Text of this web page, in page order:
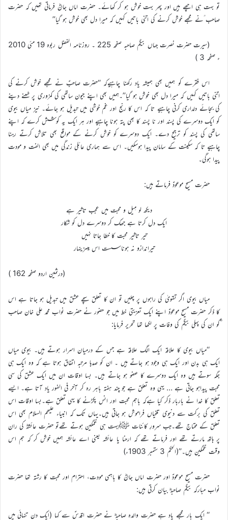
تو بہت ہی اچھے ہیں اور پھر بہت خوش ہو کر کھائے۔ حضرت اماں جانؓ فرماتی تھیں کہ حضرت
صاحب ؑنے مجھے خوش کرنے کی اتنی باتیں کہیں کہ میرا دل بھی خوش ہو گیا’’
(سیرت حضرت نصرت جہاں بیگم صاحبہ صفحہ 225 ۔ روزنامہ الفضل ربوہ 19 مئی 2010
ء صفحہ 3 )
اس فقرے کو ہمیں بھی ہمیشہ یاد رکھنا چاہیےکہ ‘‘حضرت صاحبؑ نے مجھے خوش کرنے کی
اتنی باتیں کہیں کہ میرا دل بھی خوش ہو گیا’’۔ہمیں بھی اپنے جیون ساتھی کی کمزوری پر طعنے دینے
کی بجائے دلداری کرنی چاہیے تا کہ اس کا رنج اور غم خوشی میں تبدیل ہو جائے۔ نیز میاں بیوی
کو ایک دوسرے کی پسند اور نا پسند کا بھی پتہ ہونا چاہیے اور ہر ایک یہ کوشش کرے کہ اپنے
ساتھی کی پسند کو ترجیح دے۔ ایک دوسرے کو خوش کرنے کے مواقع بھی تلاش کرتے رہنا
چاہیے تا کہ سکینت کے سامان پیدا ہوسکیں۔ اس سے ہماری عائلی زندگی میں بھی الفت و مودت
پیدا ہوگی۔
حضرت مسیح موعودؑ فرماتے ہیں:
دیکھ لو مِیل و محبت میں عجب تاثیر ہے
ایک دل کرتا ہے جھک کر دوسرے دل کو شکار
تیر تاثیر محبت کا خطا جاتا نہیں
تیراندازو نہ ہونا سست اس میںزینہار
(درثمین اردو صفحہ 162 )
میاں بیوی اگر تقویٰ کی راہوں پر چلیں تو ان کا تعلق سچے عشق میں تبدیل ہو جاتا ہے اس
کا ذکر حضرت مسیح موعودؑ اپنے ایک تعزیتی خط میں جو حضور نے حضرت نواب محمد علی خان صاحب
ؓکو ان کی پہلی بیگم کی وفات پر لکھا تھا تحریر فرمایا:
‘‘میاں بیوی کا علاقہ ایک الگ علاقہ ہے جس کے درمیان اسرار ہوتے ہیں۔ بیوی میاں
ایک ہی بدن اور ایک ہی وجود ہو جاتے ہیں ۔ ان کو صدہا مرتبہ اتفاق ہوتا ہے کہ وہ ایک ہی
جگہ سوتے ہیں وہ ایک دوسرے کا عضو ہو جاتے ہیں۔ بسا اوقات ان میں ایک عشق کی سی
محبت پیداہو جاتی ہے … یہی وہ تعلق ہے جو چند ہفتہ باہر رہ کر آخر فی الفور یاد آتا ہے۔ ایسے
تعلق کا خدا نے باربار ذکر کیا ہےکہ باہم محبت اور انس پکڑنے کا یہی تعلق ہے۔بسا اوقات اس
تعلق کی برکت سے دنیوی تلخیاں فراموش ہو جاتی ہیں۔یہاں تک کہ انبیاء علیھم السلام بھی اس
تعلق کے محتاج تھے۔جب سرورِ کائنات ﷺبہت ہی غمگین ہوتے تھےتو حضرت عائشہؓ کی ران
پر ہاتھ مارتے تھے اور فرماتے تھے کہ ارحنا یا عائشہ یعنی اے عائشہ ہمیں خوش کر کہ ہم اس
وقت غمگین ہیں۔’’(الحکم 3 ستمبر 1903ء)
حضرت مسیح موعودؑ اور حضرت اماں جانؓ کا باہمی مودت، احترام اور محبت کا رشتہ تھا حضرت
نواب مبارکہ بیگم صاحبہؓ بیان کرتی ہیں:
‘‘ ایک بار مجھے یاد ہے حضرت والدہ صاحبہؓ نے حضرت اقدسؑ سے کہا (ایک دن تنہائی میں